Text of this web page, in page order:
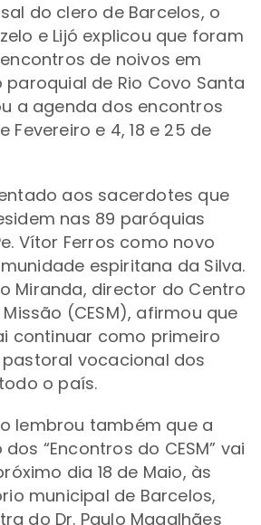
do clero de Barcelos, o
e Lijó explicou que foram
de noivos em
paroquial de Rio Covo Santa
a agenda dos encontros
Fevereiro e 4, 18 e 25 de
aos sacerdotes que
nas 89 paróquias
Vítor Ferros como novo
espiritana da Silva.
Miranda, director do Centro
(CESM), afirmou que
continuar como primeiro
vocacional dos
o país.
lembrou também que a
“Encontros do CESM” vai
dia 18 de Maio, às
municipal de Barcelos,
do Dr. Paulo Magalhães